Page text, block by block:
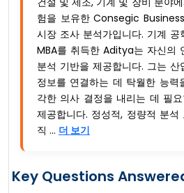
험을 보유한 Consegic
시장 조사 분석가입니다. 기계 공
MBA를 취득한 Aditya는 자신의
분석 기반을 제공합니다. 그는
정보를 연결하는 데 탁월한 능력
각한 의사 결정을 내리는 데 필
제공합니다. 정성적, 정량적 분
직 ... 더 보기
Key Questions